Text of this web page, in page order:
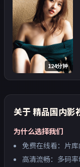
124分钟
关于精品国内影
为什么选择我们
免费在线看：片库
高清流畅：多码